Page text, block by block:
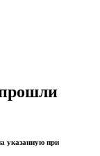
указанную при